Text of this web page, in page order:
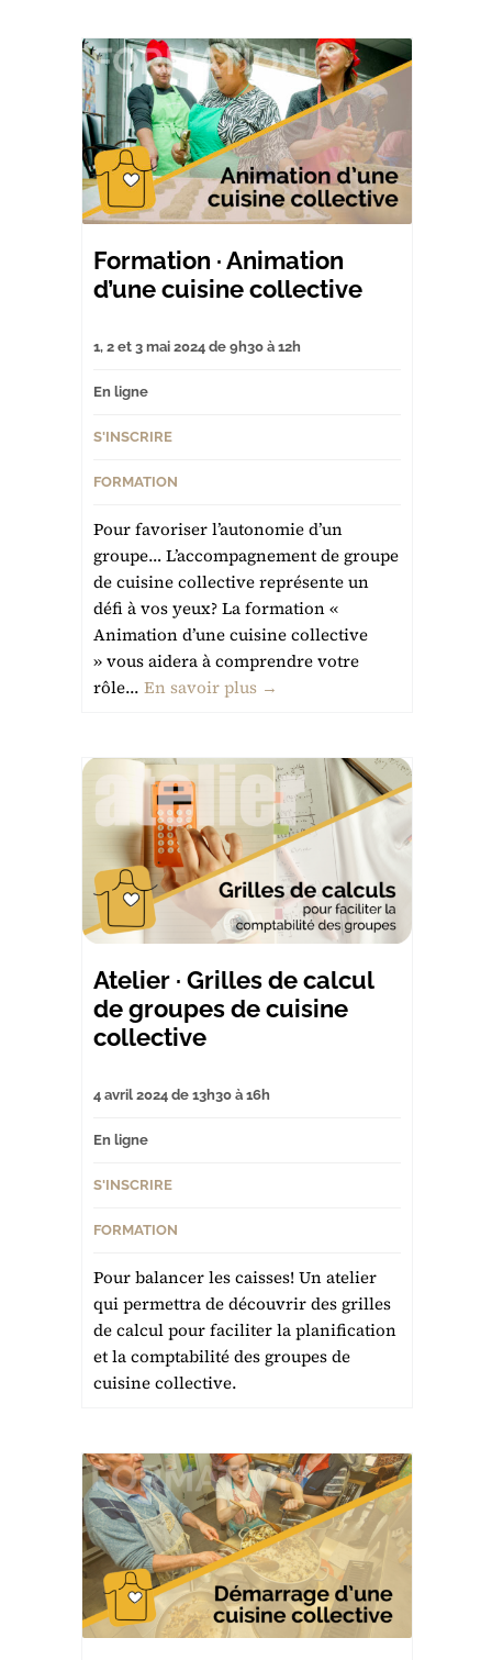
Formation · Animation
d’une cuisine collective
1, 2 et 3 mai 2024 de 9h30 à 12h
En ligne
S'INSCRIRE
FORMATION
Pour favoriser l’autonomie d’un
groupe… L’accompagnement de groupe
de cuisine collective représente un
défi à vos yeux? La formation «
Animation d’une cuisine collective
» vous aidera à comprendre votre
rôle... En savoir plus →
Atelier · Grilles de calcul
de groupes de cuisine
collective
4 avril 2024 de 13h30 à 16h
En ligne
S'INSCRIRE
FORMATION
Pour balancer les caisses! Un atelier
qui permettra de découvrir des grilles
de calcul pour faciliter la planification
et la comptabilité des groupes de
cuisine collective.